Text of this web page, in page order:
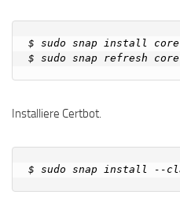
$ sudo snap install core
Installiere Certbot.